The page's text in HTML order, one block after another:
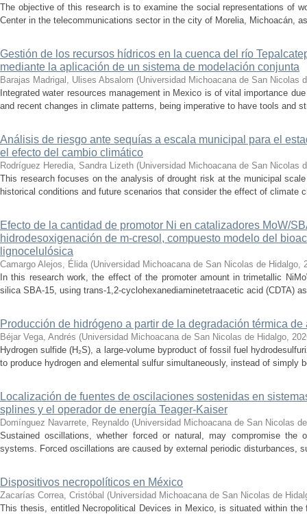
The objective of this research is to examine the social representations of
Center in the telecommunications sector in the city of Morelia, Michoacán,
Gestión de los recursos hídricos en la cuenca del río
mediante la aplicación de un sistema de modelación conjunta
Barajas Madrigal, Ulises Absalom (Universidad Michoacana de San Nicolas
Integrated water resources management in Mexico is of vital importance
and recent changes in climate patterns, being imperative to have tools and
Análisis de riesgo ante sequías a escala municipal para el
el efecto del cambio climático
Rodríguez Heredia, Sandra Lizeth (Universidad Michoacana de San Nicolas
This research focuses on the analysis of drought risk at the municipal
historical conditions and future scenarios that consider the effect of climate
Efecto de la cantidad de promotor Ni en catalizadores MoW/
hidrodesoxigenación de m-cresol, compuesto modelo del
lignocelulósica
Camargo Alejos, Élida (Universidad Michoacana de San Nicolas de Hidalgo,
In this research work, the effect of the promoter amount in trimetallic
silica SBA-15, using trans-1,2-cyclohexanediaminetetraacetic acid (CDTA)
Producción de hidrógeno a partir de la degradación térmica
Béjar Vega, Andrés (Universidad Michoacana de San Nicolas de Hidalgo,
Hydrogen sulfide (H₂S), a large-volume byproduct of fossil fuel
to produce hydrogen and elemental sulfur simultaneously, instead of simply
Localización de fuentes de oscilaciones sostenidas en
splines y el operador de energía Teager-Kaiser
Domínguez Navarrete, Reynaldo (Universidad Michoacana de San Nicolas
Sustained oscillations, whether forced or natural, may compromise the
systems. Forced oscillations are caused by external periodic disturbances,
Dispositivos necropolíticos en México
Zacarías Correa, Cristóbal (Universidad Michoacana de San Nicolas de
This thesis, entitled Necropolitical Devices in Mexico, is situated within